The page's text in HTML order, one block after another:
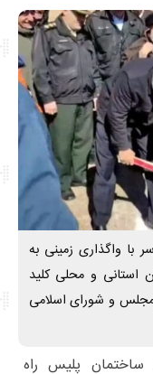
با واگذاری زمینی به
استانی و محلی کلید
مجلس و شورای اسلامی
ساختمان پلیس راه